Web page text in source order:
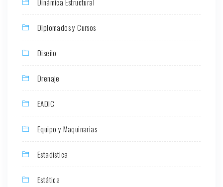
Diplomados y Cursos
Diseño
Drenaje
EADIC
Equipo y Maquinarias
Estadística
Estática